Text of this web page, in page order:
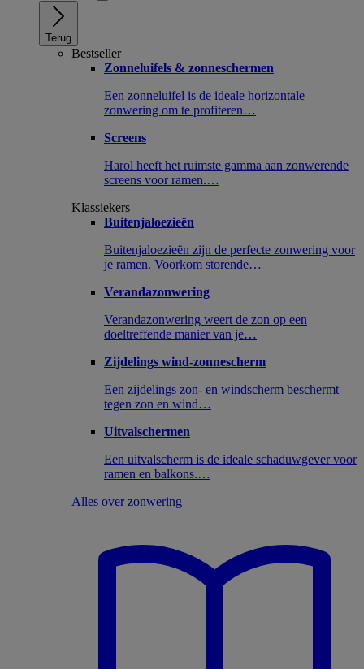
Terug
Bestseller
Zonneluifels & zonneschermen
Een zonneluifel is de ideale horizontale
zonwering om te profiteren…
Screens
Harol heeft het ruimste gamma aan zonwerende
screens voor ramen.…
Klassiekers
Buitenjaloezieën
Buitenjaloezieën zijn de perfecte zonwering voor
je ramen. Voorkom storende…
Verandazonwering
Verandazonwering weert de zon op een
doeltreffende manier van je…
Zijdelings wind-zonnescherm
Een zijdelings zon- en windscherm beschermt
tegen zon en wind…
Uitvalschermen
Een uitvalscherm is de ideale schaduwgever voor
ramen en balkons.…
Alles over zonwering